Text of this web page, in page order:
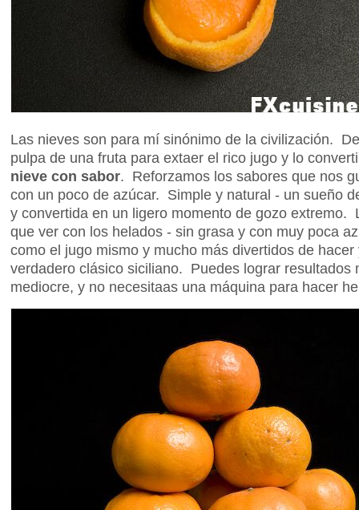
Las nieves son para mí sinónimo de la civilización.
pulpa de una fruta para extaer el rico jugo y lo
nieve con sabor. Reforzamos los sabores que nos
con un poco de azúcar. Simple y natural - un sueño
y convertida en un ligero momento de gozo extremo.
que ver con los helados - sin grasa y con muy poca
como el jugo mismo y mucho más divertidos de
verdadero clásico siciliano. Puedes lograr resultados
mediocre, y no necesitaas una máquina para hacer